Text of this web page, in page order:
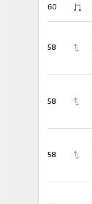
60
58
58
58